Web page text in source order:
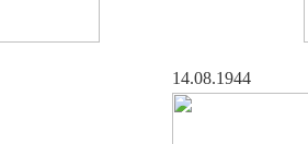
14.08.1944